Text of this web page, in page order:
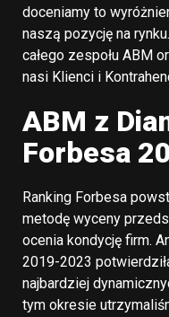
doceniamy to
naszą pozycję na
całego zespołu ABM
nasi Klienci i
ABM z
Forbesa
Ranking Forbesa
metodę wyceny
ocenia kondycję firm.
2019-2023
najbardziej
tym okresie